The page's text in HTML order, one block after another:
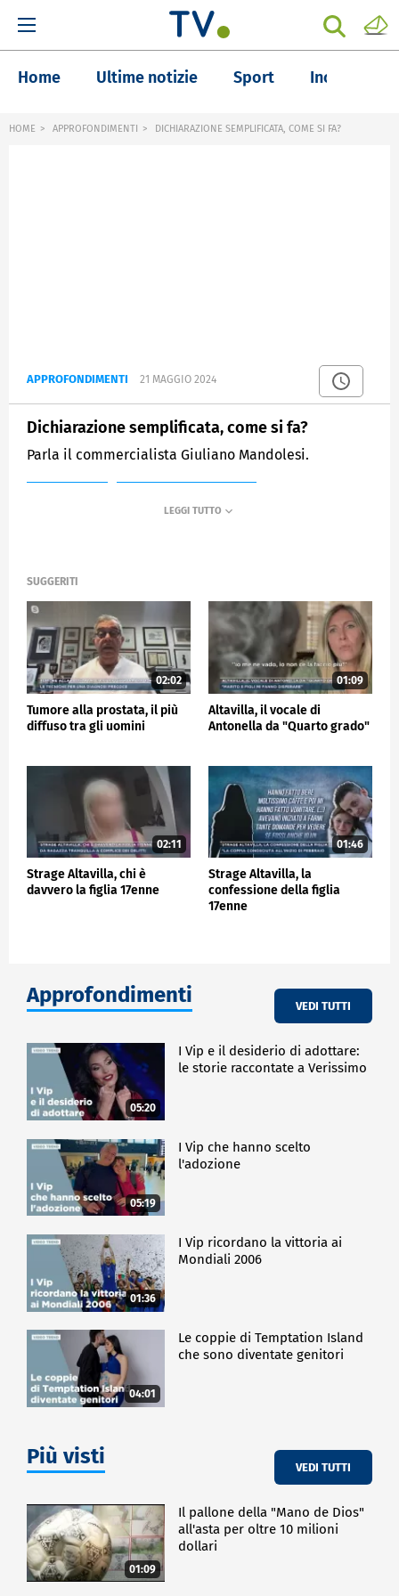
Home Ultime notizie Sport Inchieste
HOME APPROFONDIMENTI DICHIARAZIONE SEMPLIFICATA, COME SI FA?
APPROFONDIMENTI 21 MAGGIO 2024
Dichiarazione semplificata, come si fa?
Parla il commercialista Giuliano Mandolesi.
SUGGERITI
02:02
Tumore alla prostata, il più
diffuso tra gli uomini
01:09
Altavilla, il vocale di
Antonella da "Quarto grado"
02:11
Strage Altavilla, chi è
davvero la figlia 17enne
01:46
Strage Altavilla, la
confessione della figlia
17enne
Approfondimenti VEDI TUTTI
05:20
I Vip e il desiderio di adottare:
le storie raccontate a Verissimo
05:19
I Vip che hanno scelto
l'adozione
01:36
I Vip ricordano la vittoria ai
Mondiali 2006
04:01
Le coppie di Temptation Island
che sono diventate genitori
Più visti VEDI TUTTI
01:09
Il pallone della "Mano de Dios"
all'asta per oltre 10 milioni
dollari